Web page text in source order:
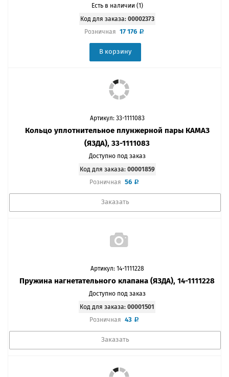
Есть в наличии (1)
Код для заказа: 00002373
Розничная 17 176
В корзину
Артикул: 33-1111083
Кольцо уплотнительное плунжерной пары КАМАЗ
(ЯЗДА), 33-1111083
Доступно под заказ
Код для заказа: 00001859
Розничная 56
Заказать
Артикул: 14-1111228
Пружина нагнетательного клапана (ЯЗДА), 14-1111228
Доступно под заказ
Код для заказа: 00001501
Розничная 43
Заказать